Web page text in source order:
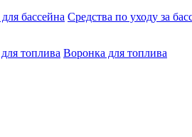
бассейна Средства по уходу за
топлива Воронка для топлива